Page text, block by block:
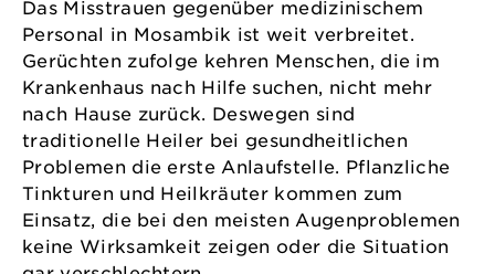
Das Misstrauen gegenüber medizinischem
Personal in Mosambik ist weit verbreitet.
Gerüchten zufolge kehren Menschen, die im
Krankenhaus nach Hilfe suchen, nicht mehr
nach Hause zurück. Deswegen sind
traditionelle Heiler bei gesundheitlichen
Problemen die erste Anlaufstelle. Pflanzliche
Tinkturen und Heilkräuter kommen zum
Einsatz, die bei den meisten Augenproblemen
keine Wirksamkeit zeigen oder die Situation